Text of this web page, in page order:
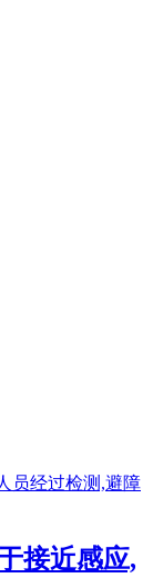
接近感应,